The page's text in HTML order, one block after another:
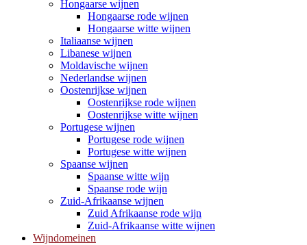
Hongaarse wijnen
Hongaarse rode wijnen
Hongaarse witte wijnen
Italiaanse wijnen
Libanese wijnen
Moldavische wijnen
Nederlandse wijnen
Oostenrijkse wijnen
Oostenrijkse rode wijnen
Oostenrijkse witte wijnen
Portugese wijnen
Portugese rode wijnen
Portugese witte wijnen
Spaanse wijnen
Spaanse witte wijn
Spaanse rode wijn
Zuid-Afrikaanse wijnen
Zuid Afrikaanse rode wijn
Zuid-Afrikaanse witte wijnen
Wijndomeinen